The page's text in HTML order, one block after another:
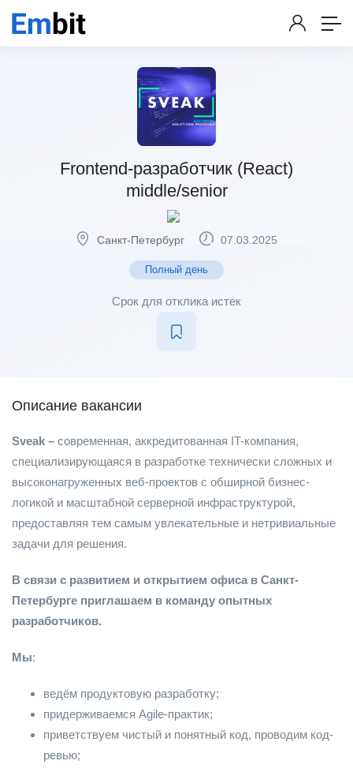
Frontend-разработчик (React)
middle/senior
Санкт-Петербург 07.03.2025
Полный день
Срок для отклика истек
Описание вакансии
Sveak – современная, аккредитованная IT-компания,
специализирующаяся в разработке технически сложных и
высоконагруженных веб-проектов с обширной бизнес-
логикой и масштабной серверной инфраструктурой,
предоставляя тем самым увлекательные и нетривиальные
задачи для решения.
В связи с развитием и открытием офиса в Санкт-
Петербурге приглашаем в команду опытных
разработчиков.
Мы:
ведём продуктовую разработку;
придерживаемся Agile-практик;
приветствуем чистый и понятный код, проводим код-
ревью;